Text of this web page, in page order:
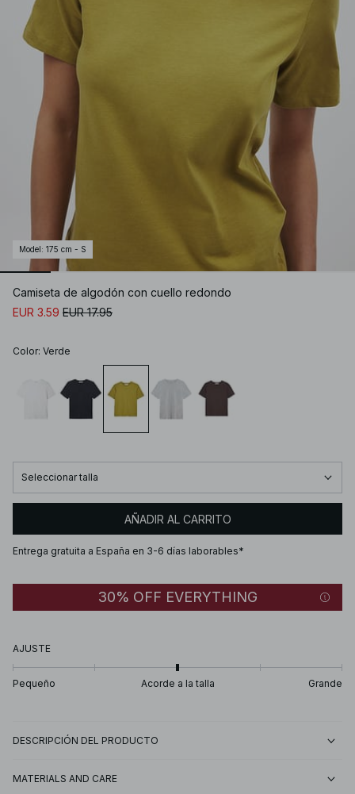
Model : 175 cm - S
Camiseta de algodón con cuello redondo
EUR 3.59 EUR 17.95
Color: Verde
Seleccionar talla
AÑADIR AL CARRITO
Entrega gratuita a España en 3-6 días laborables*
30% OFF EVERYTHING
AJUSTE
Pequeño Acorde a la talla Grande
DESCRIPCIÓN DEL PRODUCTO
MATERIALS AND CARE